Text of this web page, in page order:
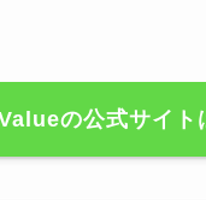
の公式サイト